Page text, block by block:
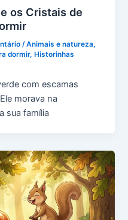
os Cristais de
/Animais e natureza,
dormir, Historinhas
com escamas
morava na
sua família